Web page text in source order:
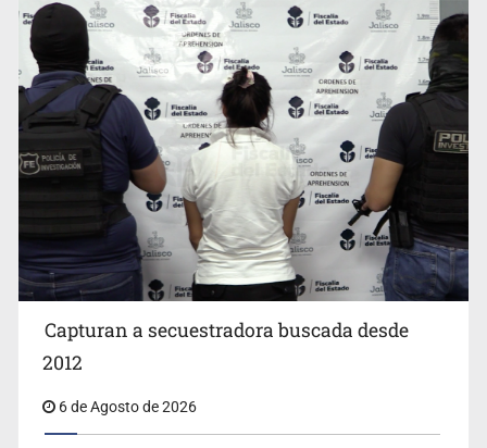
EUA investiga salmonela en jalapeños mexicanos
Capturan a secuestradora buscada desde
2012
6 de Agosto de 2026